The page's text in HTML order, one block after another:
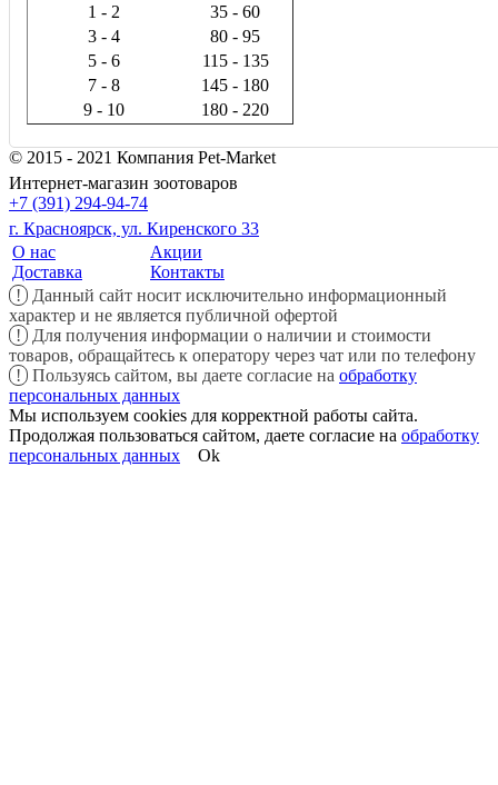
1 - 2
35 - 60
3 - 4
80 - 95
5 - 6
115 - 135
7 - 8
145 - 180
9 - 10
180 - 220
© 2015 - 2021 Компания Pet-Market
Интернет-магазин зоотоваров
+7 (391) 294-94-74
г. Красноярск, ул. Киренского 33
О нас
Доставка
Акции
Контакты
!
Данный сайт носит исключительно информационный
характер и не является публичной офертой
!
Для получения информации о наличии и стоимости
товаров, обращайтесь к оператору через чат или по телефону
!
Пользуясь сайтом, вы даете согласие на обработку
персональных данных
Мы используем cookies для корректной работы сайта.
Продолжая пользоваться сайтом, даете согласие на обработку
персональных данных
Ok